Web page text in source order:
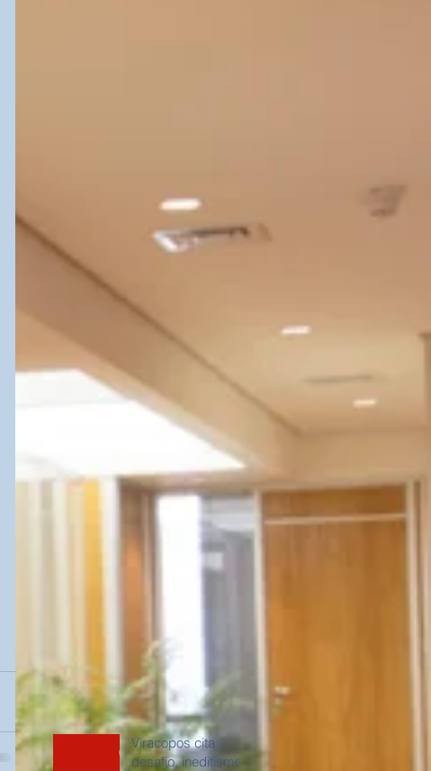
Viracopos cita
desafio, ineditismo